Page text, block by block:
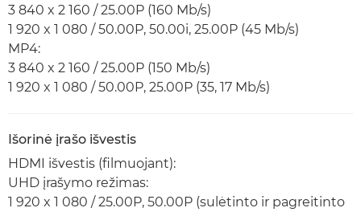
3 840 x 2 160 / 25.00P (160 Mb/s)
1 920 x 1 080 / 50.00P, 50.00i, 25.00P (45 Mb/s)
MP4:
3 840 x 2 160 / 25.00P (150 Mb/s)
1 920 x 1 080 / 50.00P, 25.00P (35, 17 Mb/s)
Išorinė įrašo išvestis
HDMI išvestis (filmuojant):
UHD įrašymo režimas:
1 920 x 1 080 / 25.00P, 50.00P (sulėtinto ir pagreitinto